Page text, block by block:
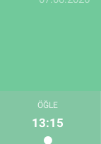
ÖĞLE
13:15